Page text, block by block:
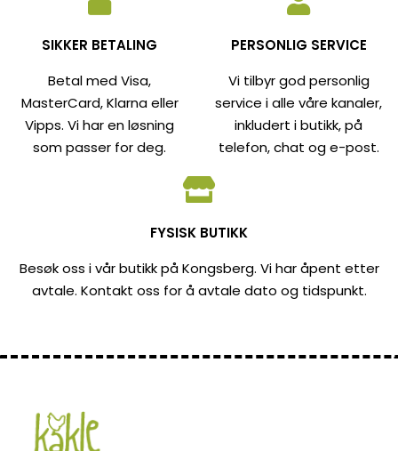
SIKKER BETALING
Betal med Visa,
MasterCard, Klarna eller
Vipps. Vi har en løsning
som passer for deg.
PERSONLIG SERVICE
Vi tilbyr god personlig
service i alle våre kanaler,
inkludert i butikk, på
telefon, chat og e-post.
FYSISK BUTIKK
Besøk oss i vår butikk på Kongsberg. Vi har åpent etter
avtale. Kontakt oss for å avtale dato og tidspunkt.